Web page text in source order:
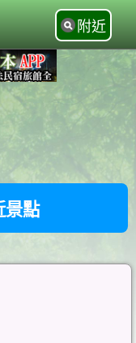
附近
景點